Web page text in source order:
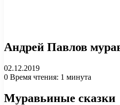
Андрей Павлов
02.12.2019
0 Время чтения: 1 минута
Муравьиные сказки